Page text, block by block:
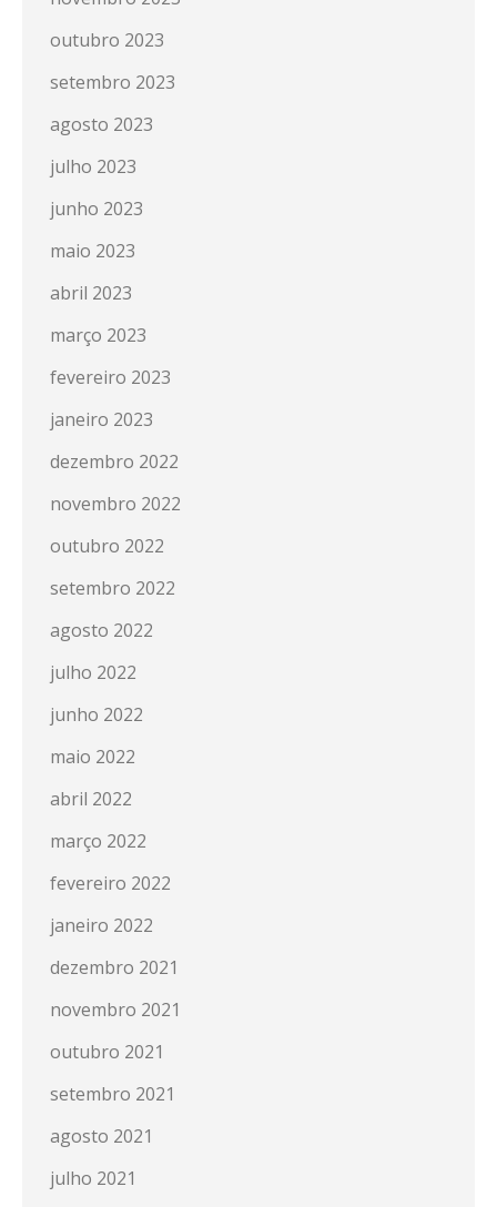
outubro 2023
setembro 2023
agosto 2023
julho 2023
junho 2023
maio 2023
abril 2023
março 2023
fevereiro 2023
janeiro 2023
dezembro 2022
novembro 2022
outubro 2022
setembro 2022
agosto 2022
julho 2022
junho 2022
maio 2022
abril 2022
março 2022
fevereiro 2022
janeiro 2022
dezembro 2021
novembro 2021
outubro 2021
setembro 2021
agosto 2021
julho 2021